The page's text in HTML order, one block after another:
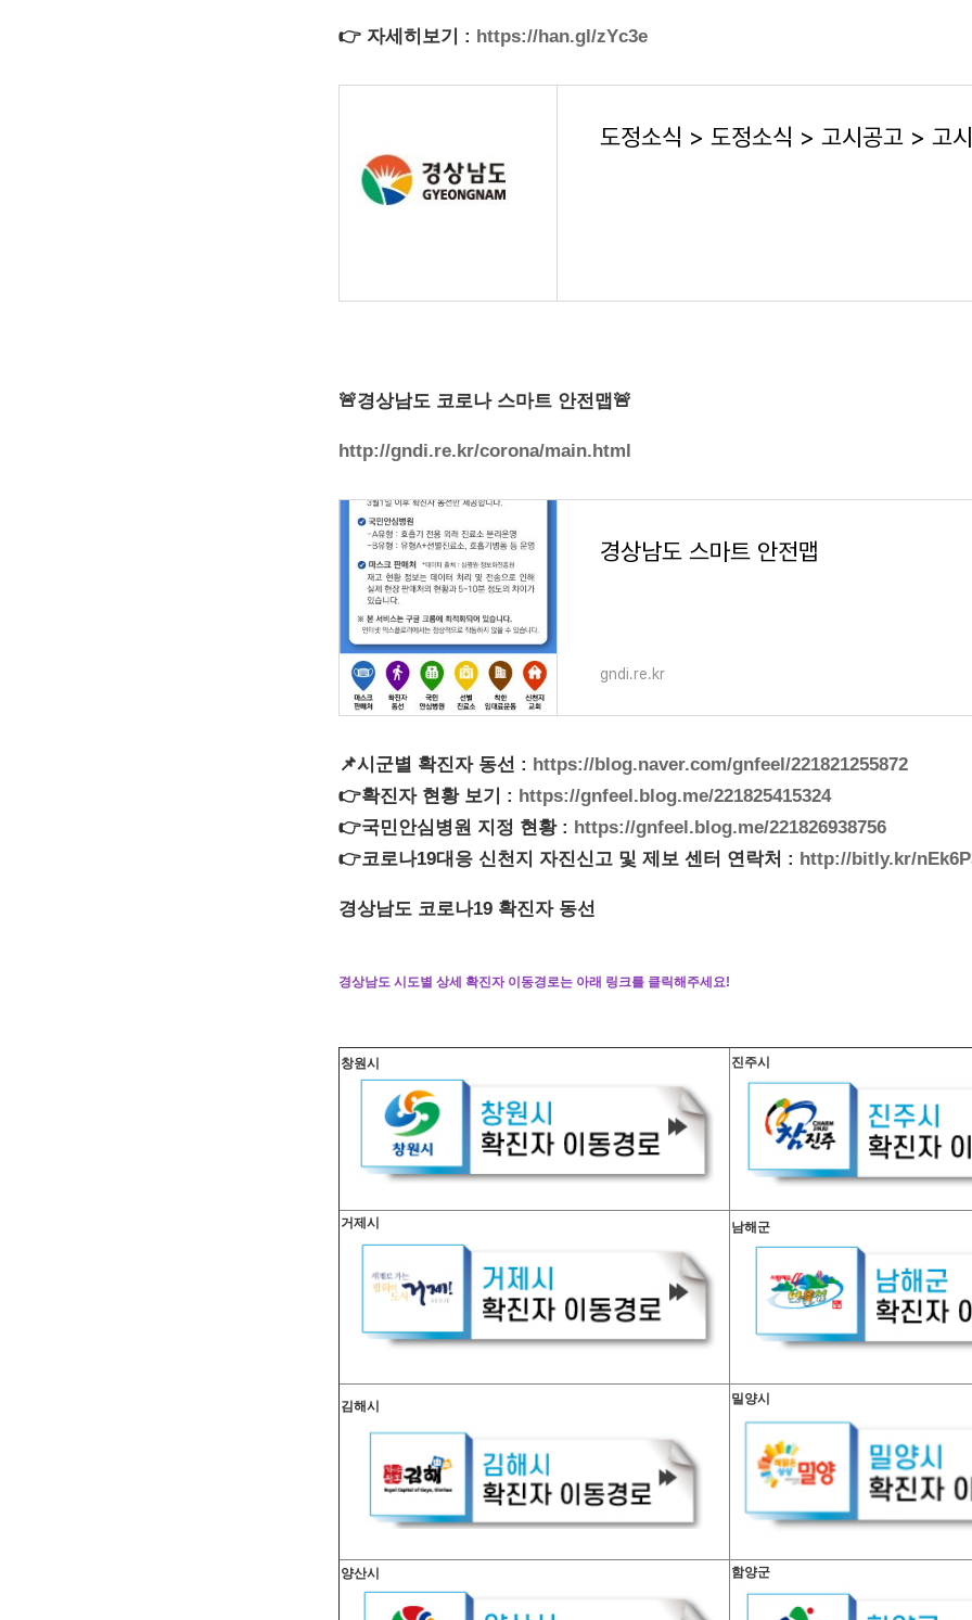
👉 자세히보기 : https://han.gl/zYc3e
🚨경상남도 코로나 스마트 안전맵🚨
http://gndi.re.kr/corona/main.html
경상남도 스마트 안전맵
gndi.re.kr
📌시군별 확진자 동선 : https://blog.naver.com/gnfeel/221821255872
👉확진자 현황 보기 : https://gnfeel.blog.me/221825415324
👉국민안심병원 지정 현황 : https://gnfeel.blog.me/221826938756
👉코로나19대응 신천지 자진신고 및 제보 센터 연락처 : http://bitly.kr/
경상남도 코로나19 확진자 동선
경상남도 시도별 상세 확진자 이동경로는 아래 링크를 클릭해주세요!
창원시 진주시
거제시 남해군
김해시 밀양시
양산시 함양군